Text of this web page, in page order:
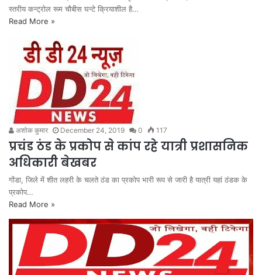
स्तरीय कन्ट्रोल रूम चौबीस घन्टे क्रियाशील है…
Read More »
अशोक कुमार December 24, 2019 0 117
प्रचंड ठंड के प्रकोप से कांप रहे यात्री प्रशासनिक
अधिकारी बेखबर
गोंडा, जिले में शीत लहरी के चलते ठंड का प्रकोप भारी रूप से जारी है यात्री यहां ठंडक के
प्रकोप…
Read More »